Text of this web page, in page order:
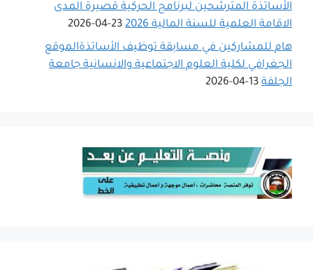
الأساتذة المترشحين لبرنامج الحركية قصيرة المدى
الاقامة العلمية للسنة المالية 2026
23-04-2026
هام للمشاركين في مسابقة توظيف الأساتذةالموقع
الجغرافي لكلية العلوم الاجتماعية والانسانية جامعة
الجلفة 13-04-2026